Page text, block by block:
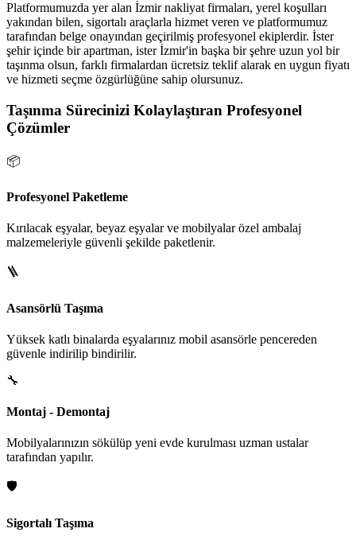
Platformumuzda yer alan İzmir nakliyat firmaları, yerel koşulları
yakından bilen, sigortalı araçlarla hizmet veren ve platformumuz
tarafından belge onayından geçirilmiş profesyonel ekiplerdir. İster
şehir içinde bir apartman, ister İzmir'in başka bir şehre uzun yol bir
taşınma olsun, farklı firmalardan ücretsiz teklif alarak en uygun fiyatı
ve hizmeti seçme özgürlüğüne sahip olursunuz.
Taşınma Sürecinizi Kolaylaştıran Profesyonel
Çözümler
📦
Profesyonel Paketleme
Kırılacak eşyalar, beyaz eşyalar ve mobilyalar özel ambalaj
malzemeleriyle güvenli şekilde paketlenir.
🪜
Asansörlü Taşıma
Yüksek katlı binalarda eşyalarınız mobil asansörle pencereden
güvenle indirilip bindirilir.
🔧
Montaj - Demontaj
Mobilyalarınızın sökülüp yeni evde kurulması uzman ustalar
tarafından yapılır.
🛡️
Sigortalı Taşıma